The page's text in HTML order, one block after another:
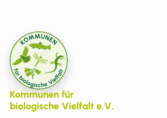
Kommunen für
biologische Vielfalt e.V.